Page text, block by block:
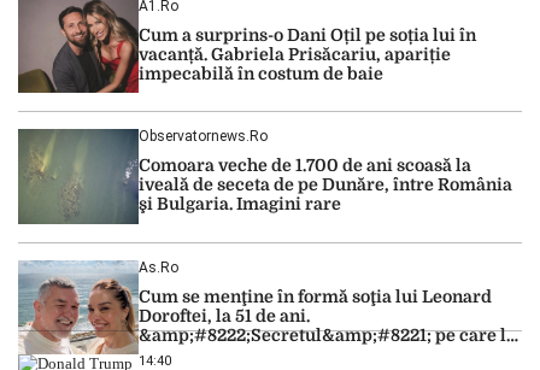
cu una dintre cele mai dificile perioade din punct de vedere
hidrologic din ultimii ani. Lipsa […]
A1.ro
Cum a surprins-o Dani Oțil pe soția lui în
vacanță. Gabriela Prisăcariu, apariție
impecabilă în costum de baie
Observatornews.ro
Comoara veche de 1.700 de ani scoasă la
iveală de seceta de pe Dunăre, între România
şi Bulgaria. Imagini rare
As.ro
Cum se menţine în formă soţia lui Leonard
Doroftei, la 51 de ani.
&amp;#8222;Secretul&amp;#8221; pe care l-a
dezvăluit
14:40